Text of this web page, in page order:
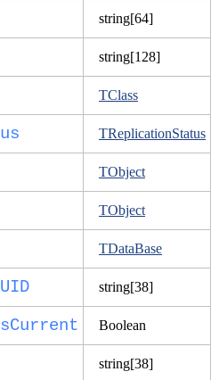
string[64]
string[128]
TClass
TReplicationStatus
TObject
TObject
TDataBase
string[38]
Boolean
string[38]